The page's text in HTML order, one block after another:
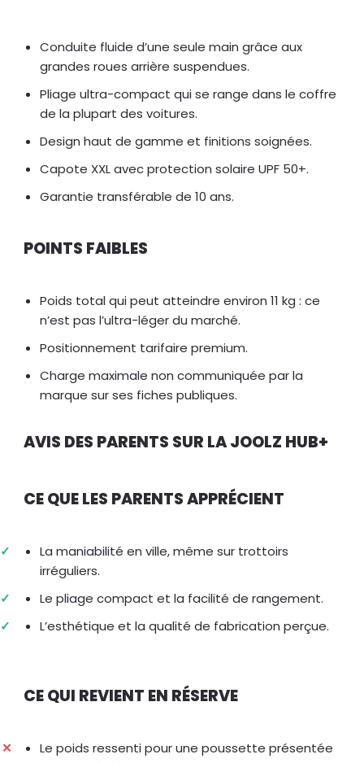
Conduite fluide d’une seule main grâce aux
grandes roues arrière suspendues.
Pliage ultra-compact qui se range dans le coffre
de la plupart des voitures.
Design haut de gamme et finitions soignées.
Capote XXL avec protection solaire UPF 50+.
Garantie transférable de 10 ans.
POINTS FAIBLES
Poids total qui peut atteindre environ 11 kg : ce
n’est pas l’ultra-léger du marché.
Positionnement tarifaire premium.
Charge maximale non communiquée par la
marque sur ses fiches publiques.
AVIS DES PARENTS SUR LA JOOLZ HUB+
CE QUE LES PARENTS APPRÉCIENT
La maniabilité en ville, même sur trottoirs
irréguliers.
Le pliage compact et la facilité de rangement.
L’esthétique et la qualité de fabrication perçue.
CE QUI REVIENT EN RÉSERVE
Le poids ressenti pour une poussette présentée